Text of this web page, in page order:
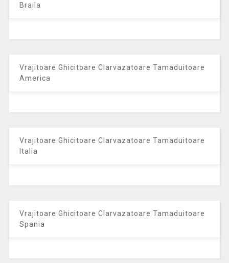
Braila
Vrajitoare Ghicitoare Clarvazatoare Tamaduitoare
America
Vrajitoare Ghicitoare Clarvazatoare Tamaduitoare
Italia
Vrajitoare Ghicitoare Clarvazatoare Tamaduitoare
Spania